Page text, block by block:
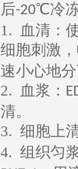
后-20℃冷
1.
血清：
细胞刺激
速小心地
2.
血浆：
清。
3. 细胞上
4. 组织匀